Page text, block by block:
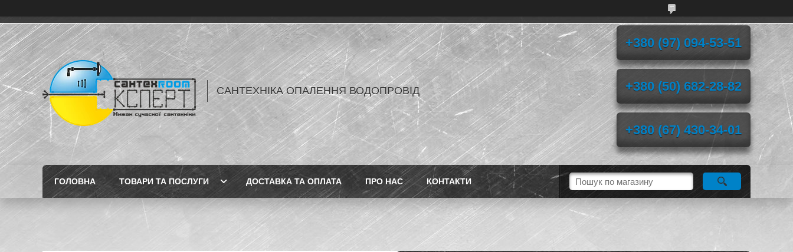
САНТЕХНІКА ОПАЛЕННЯ ВОДОПРОВІД
+380 (97) 094-53-51
+380 (50) 682-28-82
+380 (67) 430-34-01
ГОЛОВНА ТОВАРИ ТА ПОСЛУГИ ДОСТАВКА ТА ОПЛАТА ПРО НАС КОНТАКТИ